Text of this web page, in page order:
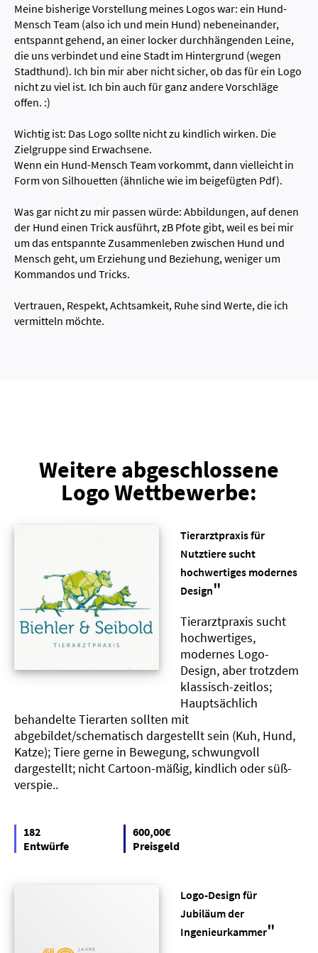
Meine bisherige Vorstellung meines Logos war: ein Hund-
Mensch Team (also ich und mein Hund) nebeneinander,
entspannt gehend, an einer locker durchhängenden Leine,
die uns verbindet und eine Stadt im Hintergrund (wegen
Stadthund). Ich bin mir aber nicht sicher, ob das für ein Logo
nicht zu viel ist. Ich bin auch für ganz andere Vorschläge
offen. :)
Wichtig ist: Das Logo sollte nicht zu kindlich wirken. Die
Zielgruppe sind Erwachsene.
Wenn ein Hund-Mensch Team vorkommt, dann vielleicht in
Form von Silhouetten (ähnliche wie im beigefügten Pdf).
Was gar nicht zu mir passen würde: Abbildungen, auf denen
der Hund einen Trick ausführt, zB Pfote gibt, weil es bei mir
um das entspannte Zusammenleben zwischen Hund und
Mensch geht, um Erziehung und Beziehung, weniger um
Kommandos und Tricks.
Vertrauen, Respekt, Achtsamkeit, Ruhe sind Werte, die ich
vermitteln möchte.
Weitere abgeschlossene
Logo Wettbewerbe:
Tierarztpraxis für
Nutztiere sucht
hochwertiges modernes
Design"
Tierarztpraxis sucht
hochwertiges,
modernes Logo-
Design, aber trotzdem
klassisch-zeitlos;
Hauptsächlich
behandelte Tierarten sollten mit
abgebildet/schematisch dargestellt sein (Kuh, Hund,
Katze); Tiere gerne in Bewegung, schwungvoll
dargestellt; nicht Cartoon-mäßig, kindlich oder süß-
verspie..
182
Entwürfe
600,00€
Preisgeld
Logo-Design für
Jubiläum der
Ingenieurkammer"